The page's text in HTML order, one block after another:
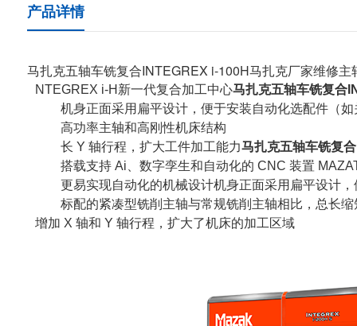
产品详情
马扎克五轴车铣复合INTEGREX i-100H马扎克厂家维修主
NTEGREX i-H新一代复合加工中心马扎克五轴车铣复合
机身正面采用扁平设计，便于安装自动化选配件（如
高功率主轴和高刚性机床结构
长 Y 轴行程，扩大工件加工能力马扎克五轴车铣复
搭载支持 Ai、数字孪生和自动化的 CNC 装置
更易实现自动化的机械设计机身正面采用扁平设计，
标配的紧凑型铣削主轴与常规铣削主轴相比，总长缩
增加 X 轴和 Y 轴行程，扩大了机床的加工区域